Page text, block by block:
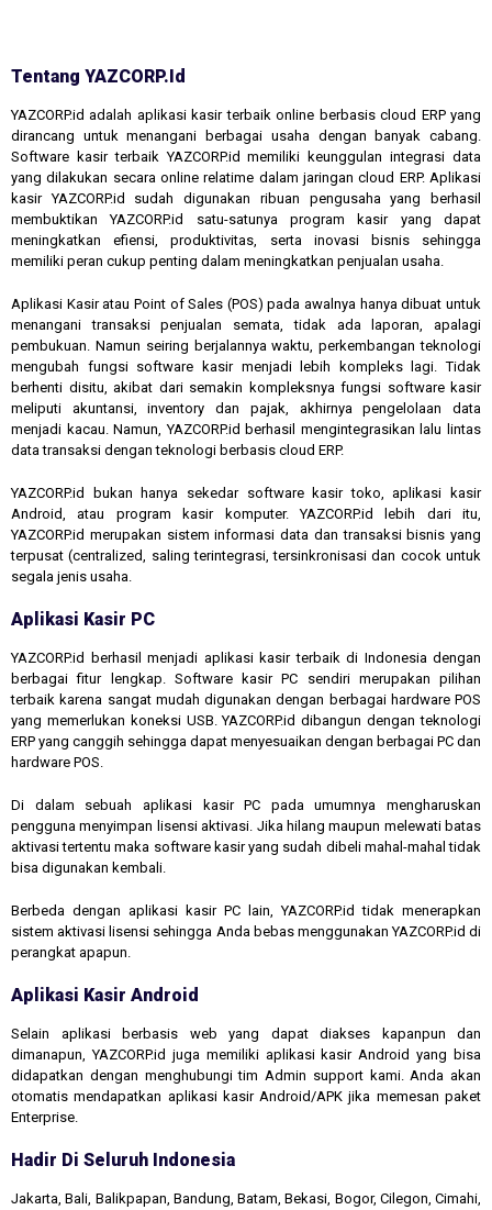
Tentang YAZCORP.id
YAZCORP.id adalah aplikasi kasir terbaik online berbasis cloud ERP yang
dirancang untuk menangani berbagai usaha dengan banyak cabang.
Software kasir terbaik YAZCORP.id memiliki keunggulan integrasi data
yang dilakukan secara online relatime dalam jaringan cloud ERP. Aplikasi
kasir YAZCORP.id sudah digunakan ribuan pengusaha yang berhasil
membuktikan YAZCORP.id satu-satunya program kasir yang dapat
meningkatkan efiensi, produktivitas, serta inovasi bisnis sehingga
memiliki peran cukup penting dalam meningkatkan penjualan usaha.
Aplikasi Kasir atau Point of Sales (POS) pada awalnya hanya dibuat untuk
menangani transaksi penjualan semata, tidak ada laporan, apalagi
pembukuan. Namun seiring berjalannya waktu, perkembangan teknologi
mengubah fungsi software kasir menjadi lebih kompleks lagi. Tidak
berhenti disitu, akibat dari semakin kompleksnya fungsi software kasir
meliputi akuntansi, inventory dan pajak, akhirnya pengelolaan data
menjadi kacau. Namun, YAZCORP.id berhasil mengintegrasikan lalu lintas
data transaksi dengan teknologi berbasis cloud ERP.
YAZCORP.id bukan hanya sekedar software kasir toko, aplikasi kasir
Android, atau program kasir komputer. YAZCORP.id lebih dari itu,
YAZCORP.id merupakan sistem informasi data dan transaksi bisnis yang
terpusat (centralized, saling terintegrasi, tersinkronisasi dan cocok untuk
segala jenis usaha.
Aplikasi Kasir PC
YAZCORP.id berhasil menjadi aplikasi kasir terbaik di Indonesia dengan
berbagai fitur lengkap. Software kasir PC sendiri merupakan pilihan
terbaik karena sangat mudah digunakan dengan berbagai hardware POS
yang memerlukan koneksi USB. YAZCORP.id dibangun dengan teknologi
ERP yang canggih sehingga dapat menyesuaikan dengan berbagai PC dan
hardware POS.
Di dalam sebuah aplikasi kasir PC pada umumnya mengharuskan
pengguna menyimpan lisensi aktivasi. Jika hilang maupun melewati batas
aktivasi tertentu maka software kasir yang sudah dibeli mahal-mahal tidak
bisa digunakan kembali.
Berbeda dengan aplikasi kasir PC lain, YAZCORP.id tidak menerapkan
sistem aktivasi lisensi sehingga Anda bebas menggunakan YAZCORP.id di
perangkat apapun.
Aplikasi Kasir Android
Selain aplikasi berbasis web yang dapat diakses kapanpun dan
dimanapun, YAZCORP.id juga memiliki aplikasi kasir Android yang bisa
didapatkan dengan menghubungi tim Admin support kami. Anda akan
otomatis mendapatkan aplikasi kasir Android/APK jika memesan paket
Enterprise.
Hadir Di Seluruh Indonesia
Jakarta, Bali, Balikpapan, Bandung, Batam, Bekasi, Bogor, Cilegon, Cimahi,